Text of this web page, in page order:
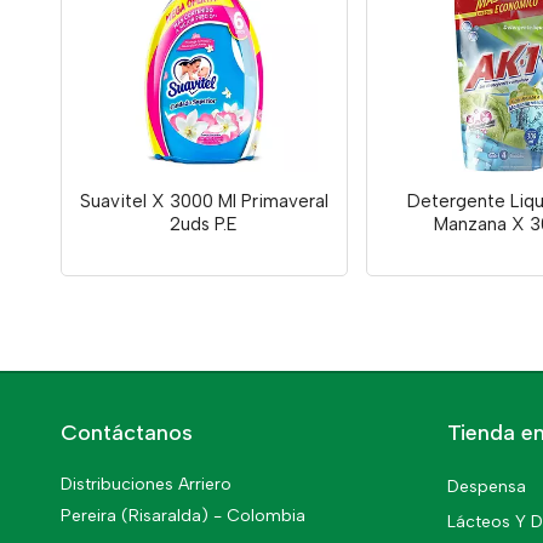
Suavitel X 3000 Ml Primaveral
2uds P.E
Detergente
Manzana X
Contáctanos
Distribuciones Arriero
Pereira (Risaralda) - Colombia
Tienda
Despensa
Lácteos Y